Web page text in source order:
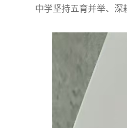
中学坚持五育并举、